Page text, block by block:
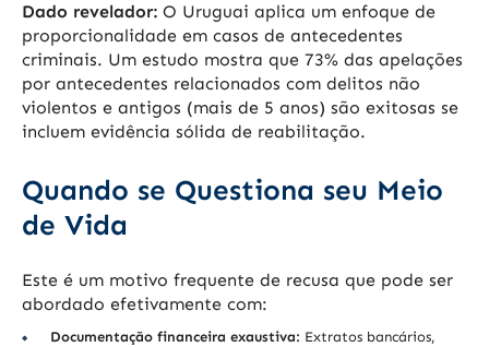
Dado revelador: O Uruguai aplica um enfoque de
proporcionalidade em casos de antecedentes
criminais. Um estudo mostra que 73% das apelações
por antecedentes relacionados com delitos não
violentos e antigos (mais de 5 anos) são exitosas se
incluem evidência sólida de reabilitação.
Quando se Questiona seu Meio
de Vida
Este é um motivo frequente de recusa que pode ser
abordado efetivamente com:
Documentação financeira exaustiva: Extratos bancários,